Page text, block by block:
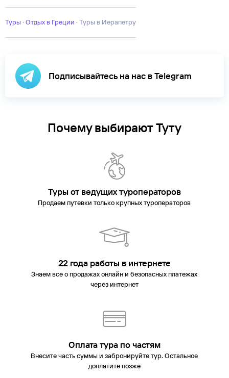
Туры · Отдых в Греции · Туры в Иерапетру
Подписывайтесь на нас в Telegram
Почему выбирают Туту
Туры от ведущих туроператоров
Продаем путевки только крупных туроператоров
22 года работы в интернете
Знаем все о продажах онлайн и безопасных платежах
через интернет
Оплата тура по частям
Внесите часть суммы и забронируйте тур. Остальное
доплатите позже